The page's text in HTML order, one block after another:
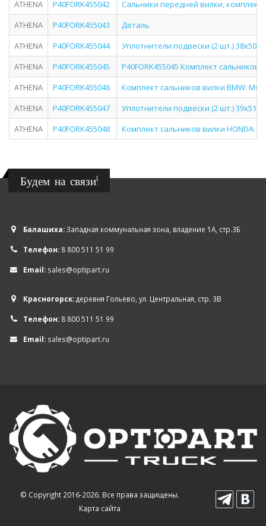
ATHENA
P40FORK455042
Сальники передней вилки, комплект
ATHENA
P40FORK455043
Деталь
ATHENA
P40FORK455044
Уплотнители подвески (2 шт.)
ATHENA
P40FORK455045
P40FORK455045 Комплект сальников
ATHENA
P40FORK455046
Комплект сальников вилки BMW:
ATHENA
P40FORK455047
Уплотнители подвески (2 шт.)
ATHENA
P40FORK455048 Комплект сальников вилки HONDA:
Будем на связи!
Балашиха:Западная коммунальная зона, владение 1А, стр.3Б
Телефон: 8 800 511 51 99
Email: sales@optipart.ru
Красногорск:деревня Гольево, ул. Центральная, стр. 3В
Телефон: 8 800 511 51 99
Email: sales@optipart.ru
© Copyright 2016-2026. Все права защищены.
Карта сайта